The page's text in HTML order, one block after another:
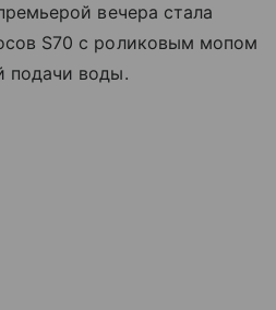
вечера стала
S70 с роликовым мопом
подачи воды.